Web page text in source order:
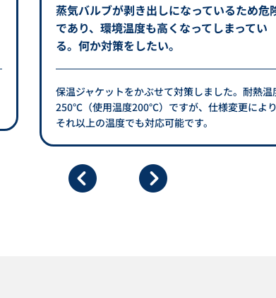
蒸気バルブが剥き出しになっているため危
であり、環境温度も高くなってしまってい
る。何か対策をしたい。
保温ジャケットをかぶせて対策しました。耐熱温
250℃（使用温度200℃）ですが、仕様変更によ
それ以上の温度でも対応可能です。